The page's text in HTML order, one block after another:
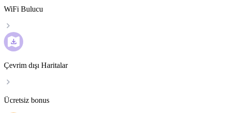
WiFi Bulucu
Çevrim dışı Haritalar
Ücretsiz bonus